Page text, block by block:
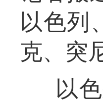
以色列
克、突
以